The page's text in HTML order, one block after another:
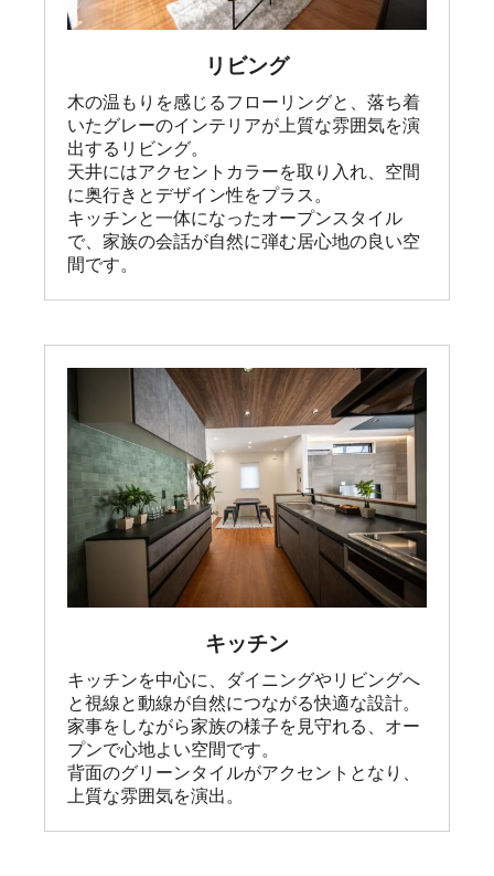
リビング
木の温もりを感じるフローリングと、落ち着
いたグレーのインテリアが上質な雰囲気を演
出するリビング。
天井にはアクセントカラーを取り入れ、空間
に奥行きとデザイン性をプラス。
キッチンと一体になったオープンスタイル
で、家族の会話が自然に弾む居心地の良い空
間です。
キッチン
キッチンを中心に、ダイニングやリビングへ
と視線と動線が自然につながる快適な設計。
家事をしながら家族の様子を見守れる、オー
プンで心地よい空間です。
背面のグリーンタイルがアクセントとなり、
上質な雰囲気を演出。